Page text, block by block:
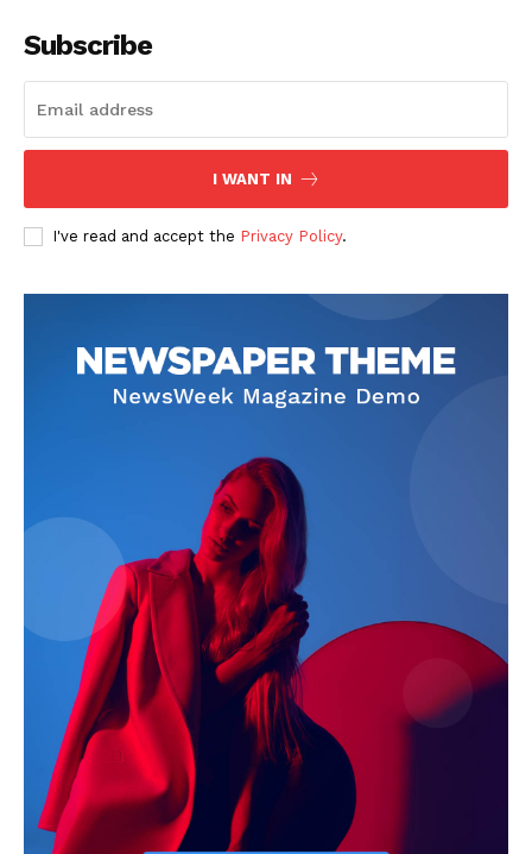
Subscribe
I WANT IN
I've read and accept the Privacy Policy.